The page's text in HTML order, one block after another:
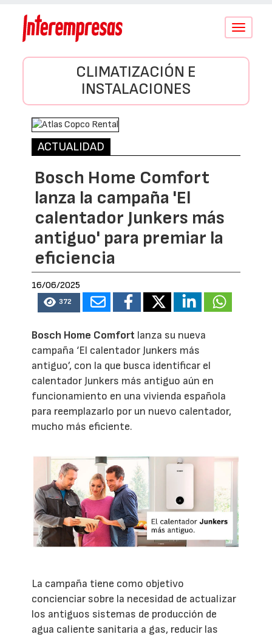
Conmutar
CLIMATIZACIÓN E
INSTALACIONES
ACTUALIDAD
Bosch Home Comfort
lanza la campaña 'El
calentador Junkers más
antiguo' para premiar la
eficiencia
16/06/2025
372
Bosch Home Comfort lanza su nueva
campaña ‘El calentador Junkers más
antiguo’, con la que busca identificar el
calentador Junkers más antiguo aún en
funcionamiento en una vivienda española
para reemplazarlo por un nuevo calentador,
mucho más eficiente.
La campaña tiene como objetivo
concienciar sobre la necesidad de actualizar
los antiguos sistemas de producción de
agua caliente sanitaria a gas, reducir las